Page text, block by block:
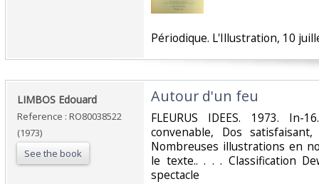
‎Périodique. L'Illustration, 10
‎LIMBOS Edouard‎
Reference : RO80038522
(1973)
See the book
‎Autour d'un feu‎
‎FLEURUS IDEES. 1973. In-
convenable, Dos
Nombreuses illustrations en
le texte.. . . . Classification
spectacle‎